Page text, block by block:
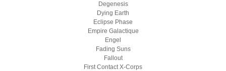
Degenesis
Dying Earth
Eclipse Phase
Empire Galactique
Engel
Fading Suns
Fallout
First Contact X-Corps